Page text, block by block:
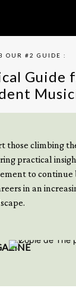
OUR #2 GUIDE :
Guide
those climbing
practical
to
in an